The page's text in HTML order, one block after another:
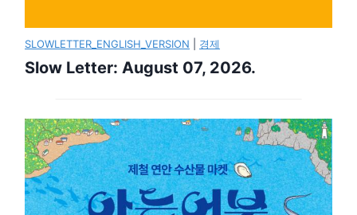
SLOWLETTER_ENGLISH_VERSION 경제
Slow Letter: August 07, 2026.